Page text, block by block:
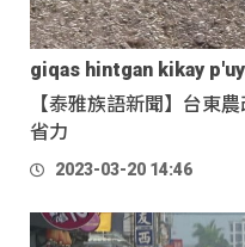
giqas hintgan kikay
【泰雅族語新聞】台東
省力
2023-03-20 14:46